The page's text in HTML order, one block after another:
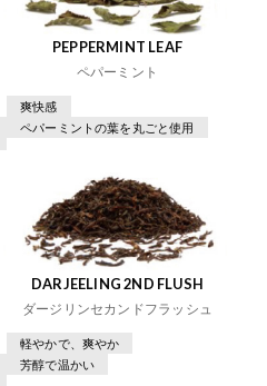
PEPPERMINT LEAF
ペパーミント
爽快感
ペパーミントの葉を丸ごと使用
DARJEELING 2ND FLUSH
ダージリンセカンドフラッシュ
軽やかで、爽やか
芳醇で温かい